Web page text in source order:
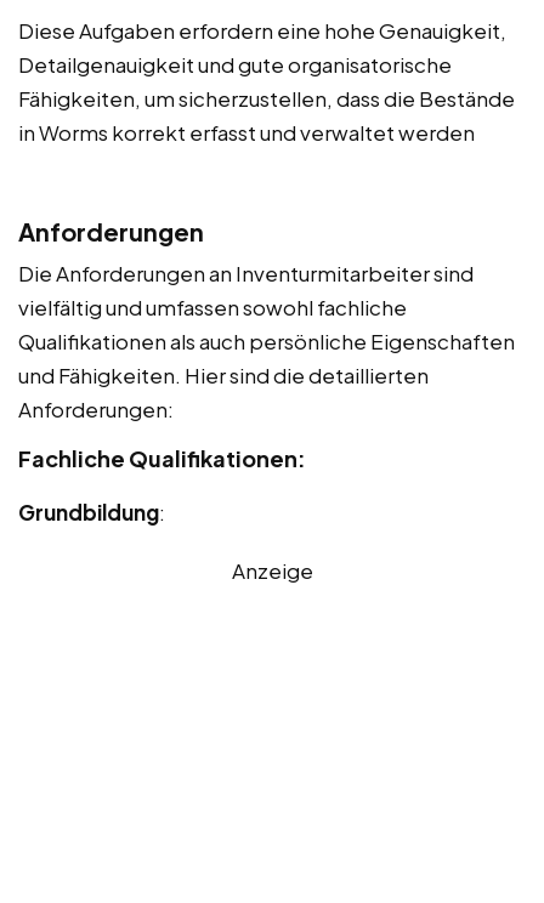
Diese Aufgaben erfordern eine hohe Genauigkeit,
Detailgenauigkeit und gute organisatorische
Fähigkeiten, um sicherzustellen, dass die Bestände
in Worms korrekt erfasst und verwaltet werden
Anforderungen
Die Anforderungen an Inventurmitarbeiter sind
vielfältig und umfassen sowohl fachliche
Qualifikationen als auch persönliche Eigenschaften
und Fähigkeiten. Hier sind die detaillierten
Anforderungen:
Fachliche Qualifikationen:
Grundbildung:
Anzeige